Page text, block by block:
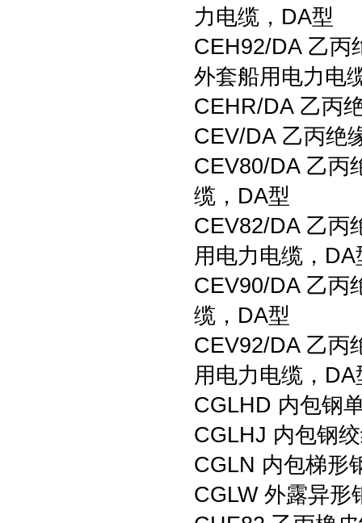
力电缆，DA型
CEH92/DA 乙丙
外套船用电力电
CEHR/DA 乙丙
CEV/DA 乙丙绝
CEV80/DA 乙丙
缆，DA型
CEV82/DA 乙丙
用电力电缆，DA
CEV90/DA 乙丙
缆，DA型
CEV92/DA 乙丙
用电力电缆，DA
CGLHD 内包钢
CGLHJ 内包钢
CGLN 内包梯形
CGLW 外露异形